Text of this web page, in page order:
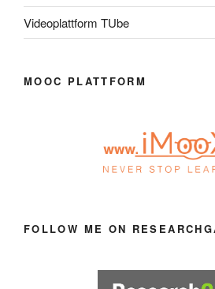
Videoplattform TUbe
MOOC PLATTFORM
FOLLOW ME ON